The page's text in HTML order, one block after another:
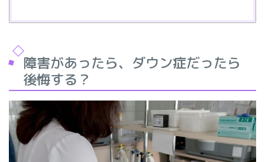
障害があったら、ダウン症だったら
後悔する？